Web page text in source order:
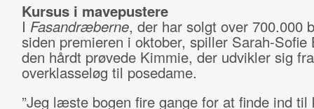
Kursus i mavepustere
I Fasandræberne, der har solgt over 700.000
siden premieren i oktober, spiller Sarah-Sofie
den hårdt prøvede Kimmie, der udvikler sig fra
overklasseløg til posedame.
”Jeg læste bogen fire gange for at finde ind til